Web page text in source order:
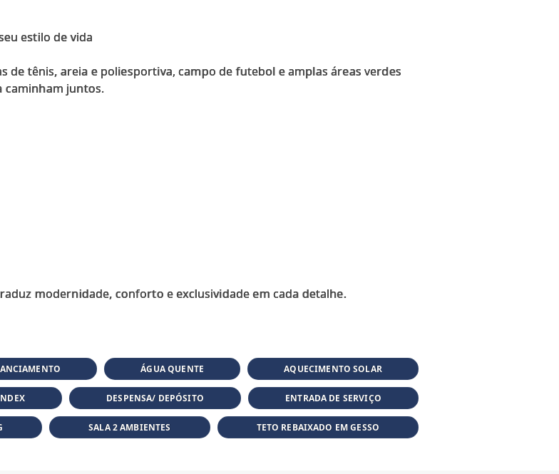
estilo de vida
de tênis, areia e poliesportiva, campo de futebol e amplas áreas verdes
caminham juntos.
Agende sua visita e descubra como esta casa traduz modernidade, conforto e exclusividade em cada detalhe.
ÁGUA QUENTE AQUECIMENTO SOLAR
DESPENSA/ DEPÓSITO ENTRADA DE SERVIÇO
SALA 2 AMBIENTES TETO REBAIXADO EM GESSO